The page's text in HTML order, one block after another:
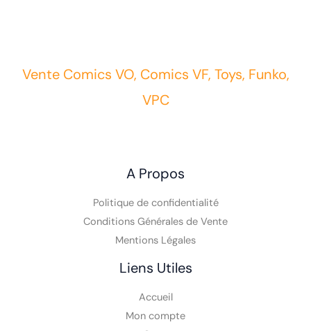
Vente Comics VO, Comics VF, Toys, Funko,
VPC
A Propos
Politique de confidentialité
Conditions Générales de Vente
Mentions Légales
Liens Utiles
Accueil
Mon compte